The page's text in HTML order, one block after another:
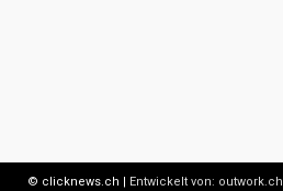
© clicknews.ch | Entwickelt von: outwork.ch